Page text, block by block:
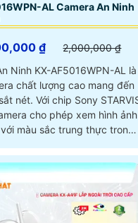
AL Camera An Ninh
₫
2,000,000 ₫
Ninh KX-AF5016WPN-AL là
chất lượng cao mang đến
Sony STARVIS
cho phép xem hình ảnh
màu sắc trung thực trong